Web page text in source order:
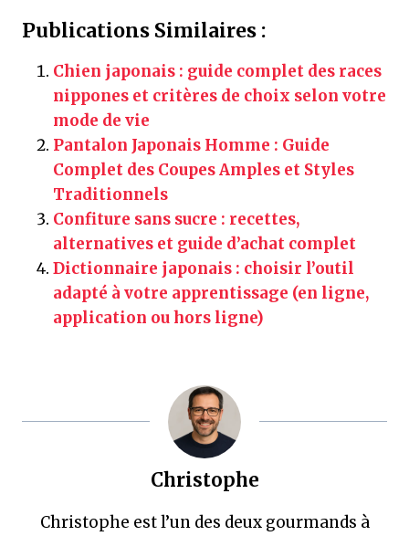
Publications Similaires :
Chien japonais : guide complet des races
nippones et critères de choix selon votre
mode de vie
Pantalon Japonais Homme : Guide
Complet des Coupes Amples et Styles
Traditionnels
Confiture sans sucre : recettes,
alternatives et guide d’achat complet
Dictionnaire japonais : choisir l’outil
adapté à votre apprentissage (en ligne,
application ou hors ligne)
Christophe
Christophe est l’un des deux gourmands à